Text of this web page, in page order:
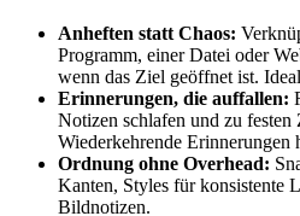
Anheften statt Chaos:
Programm, einer Datei oder
wenn das Ziel geöffnet ist.
Erinnerungen, die auffallen:
Notizen schlafen und zu
Wiederkehrende Erinnerungen
Ordnung ohne Overhead:
Kanten, Styles für konsistente
Bildnotizen.